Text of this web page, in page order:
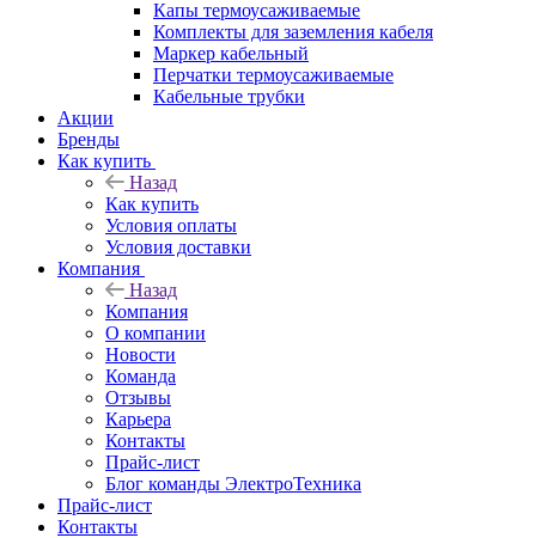
Капы термоусаживаемые
Комплекты для заземления кабеля
Маркер кабельный
Перчатки термоусаживаемые
Кабельные трубки
Акции
Бренды
Как купить
Назад
Как купить
Условия оплаты
Условия доставки
Компания
Назад
Компания
О компании
Новости
Команда
Отзывы
Карьера
Контакты
Прайс-лист
Блог команды ЭлектроТехника
Прайс-лист
Контакты